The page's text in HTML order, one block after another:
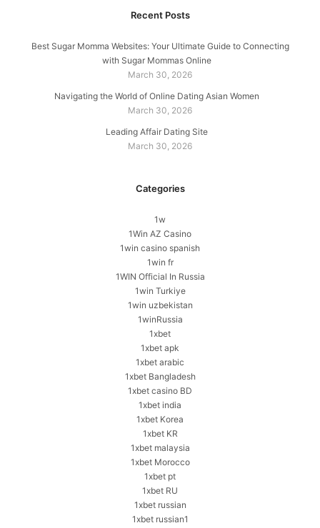
Recent Posts
Best Sugar Momma Websites: Your Ultimate Guide to Connecting
with Sugar Mommas Online
March 30, 2026
Navigating the World of Online Dating Asian Women
March 30, 2026
Leading Affair Dating Site
March 30, 2026
Categories
1w
1Win AZ Casino
1win casino spanish
1win fr
1WIN Official In Russia
1win Turkiye
1win uzbekistan
1winRussia
1xbet
1xbet apk
1xbet arabic
1xbet Bangladesh
1xbet casino BD
1xbet india
1xbet Korea
1xbet KR
1xbet malaysia
1xbet Morocco
1xbet pt
1xbet RU
1xbet russian
1xbet russian1